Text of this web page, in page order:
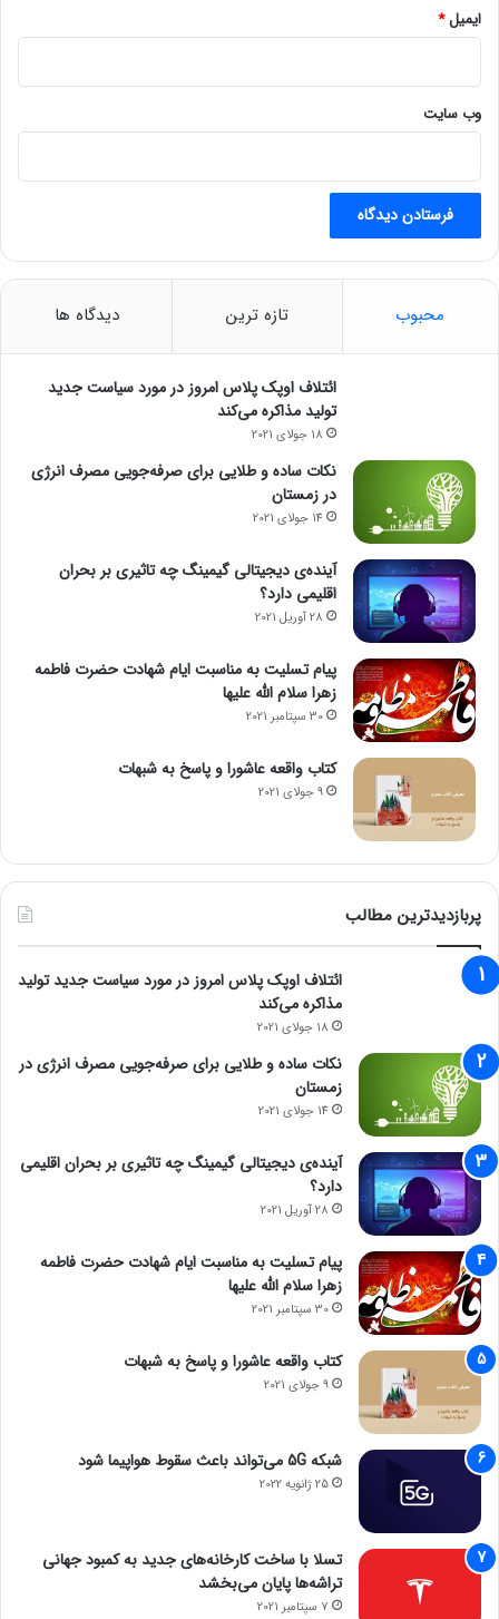
ا
ل
ایمیل*
وب‌ سایت
محبوب تازه ترین دیدگاه ها
ائتلاف اوپک پلاس امروز در مورد سیاست جدید
تولید مذاکره می‌کند
18 جولای 2021
نکات ساده و طلایی برای صرفه‌جویی مصرف انرژی
در زمستان
14 جولای 2021
آینده‌ی دیجیتالی گیمینگ چه تاثیری بر بحران
اقلیمی دارد؟
28 آوریل 2021
پیام تسلیت به مناسبت ایام شهادت حضرت فاطمه
زهرا سلام الله علیها
30 سپتامبر 2021
کتاب واقعه عاشورا و پاسخ به شبهات
9 جولای 2021
پربازدیدترین مطالب
ائتلاف اوپک پلاس امروز در مورد سیاست جدید تولید
مذاکره می‌کند
18 جولای 2021
نکات ساده و طلایی برای صرفه‌جویی مصرف انرژی در
زمستان
14 جولای 2021
آینده‌ی دیجیتالی گیمینگ چه تاثیری بر بحران اقلیمی
دارد؟
28 آوریل 2021
پیام تسلیت به مناسبت ایام شهادت حضرت فاطمه
زهرا سلام الله علیها
30 سپتامبر 2021
کتاب واقعه عاشورا و پاسخ به شبهات
9 جولای 2021
شبکه 5G می‌تواند باعث سقوط هواپیما شود
25 ژانویه 2022
تسلا با ساخت کارخانه‌های جدید به کمبود جهانی
تراشه‌ها پایان می‌بخشد
7 سپتامبر 2021